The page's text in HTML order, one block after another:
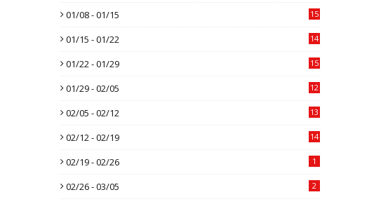
01/08 - 01/15 15
01/15 - 01/22 14
01/22 - 01/29 15
01/29 - 02/05 12
02/05 - 02/12 13
02/12 - 02/19 14
02/19 - 02/26 1
02/26 - 03/05 2